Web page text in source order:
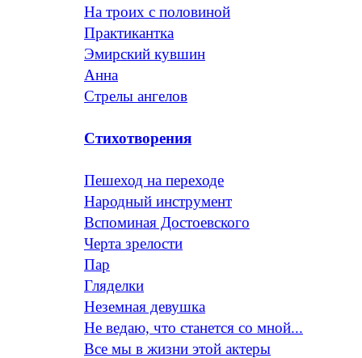
На троих с половиной
Практикантка
Эмирский кувшин
Анна
Стрелы ангелов
Стихотворения
Пешеход на переходе
Народный инструмент
Вспоминая Достоевского
Черта зрелости
Пар
Гляделки
Неземная девушка
Не ведаю, что станется со мной...
Все мы в жизни этой актеры